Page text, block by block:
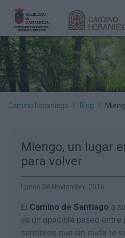
Camino Lebaniego Blog
Miengo, un lugar
para volver
Lunes 28 Noviembre 2016
El Camino de Santiago a
es un apacible paseo entre
senderos que sin duda te